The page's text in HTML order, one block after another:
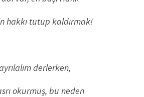
hakkı tutup kaldırmak!
derlerken,
okurmuş, bu neden